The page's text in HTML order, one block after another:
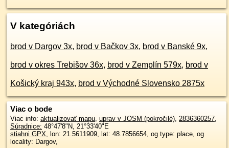
V kategóriách
brod v Dargov 3x, brod v Bačkov 3x, brod v Banské 9x,
brod v okres Trebišov 36x, brod v Zemplín 579x, brod v
Košický kraj 943x, brod v Východné Slovensko 2875x
Viac o bode
Viac info: aktualizovať mapu, uprav v JOSM (pokročilé), 2836360257,
Súradnice: 48°47'8"N, 21°33'40"E
stiahni GPX, lon: 21.5611909, lat: 48.7856654, og type: place, og
locality: Dargov,